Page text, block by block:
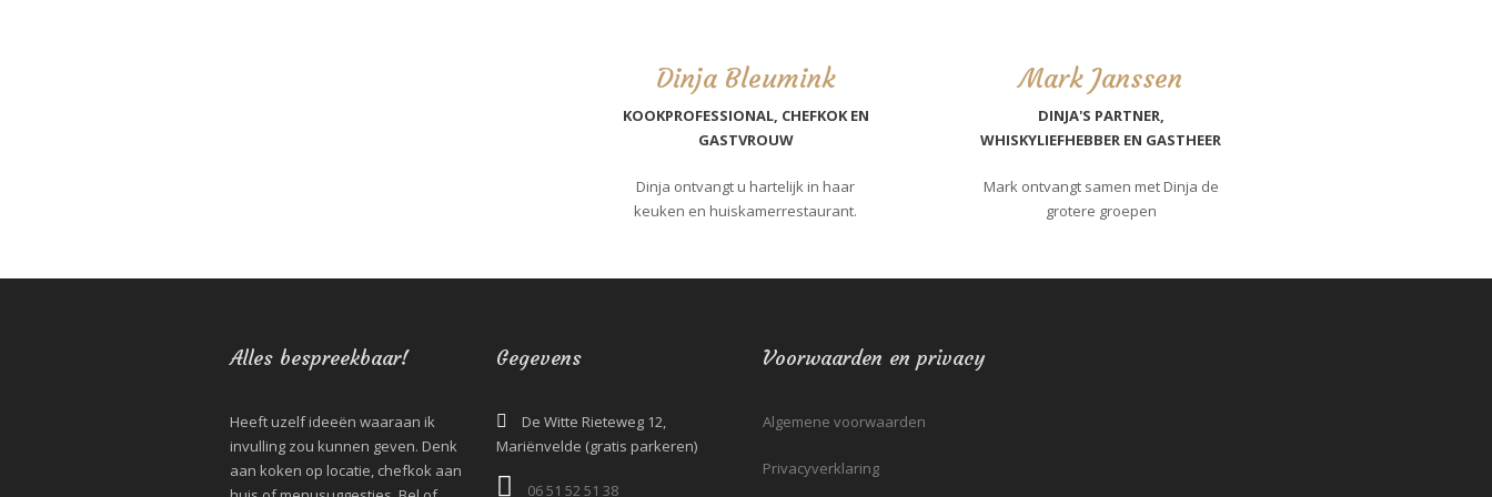
Dinja Bleumink
KOOKPROFESSIONAL, CHEFKOK EN
GASTVROUW
Dinja ontvangt u hartelijk in haar
keuken en huiskamerrestaurant.
Mark Janssen
DINJA'S PARTNER,
WHISKYLIEFHEBBER EN GASTHEER
Mark ontvangt samen met Dinja de
grotere groepen
Alles bespreekbaar!
Heeft uzelf ideeën waaraan ik
invulling zou kunnen geven. Denk
aan koken op locatie, chefkok aan
Gegevens
De Witte Rieteweg 12,
Mariënvelde (gratis parkeren)
06 51 52 51 38‬
Voorwaarden en privacy
Algemene voorwaarden
Privacyverklaring